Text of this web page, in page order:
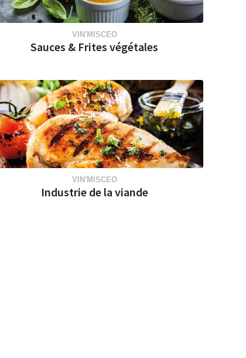
VIN'MISCEO
Sauces & Frites végétales
VIN'MISCEO
Industrie de la viande